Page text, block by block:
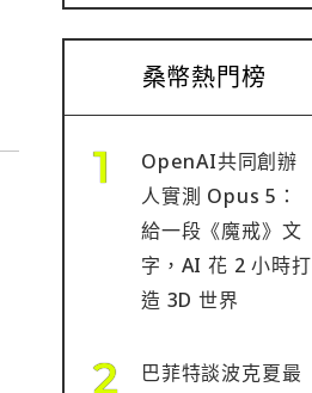
桑幣熱門榜
OpenAI共同創辦
人實測 Opus 5：
給一段《魔戒》文
字，AI 花 2 小時打
造 3D 世界
巴菲特談波克夏最